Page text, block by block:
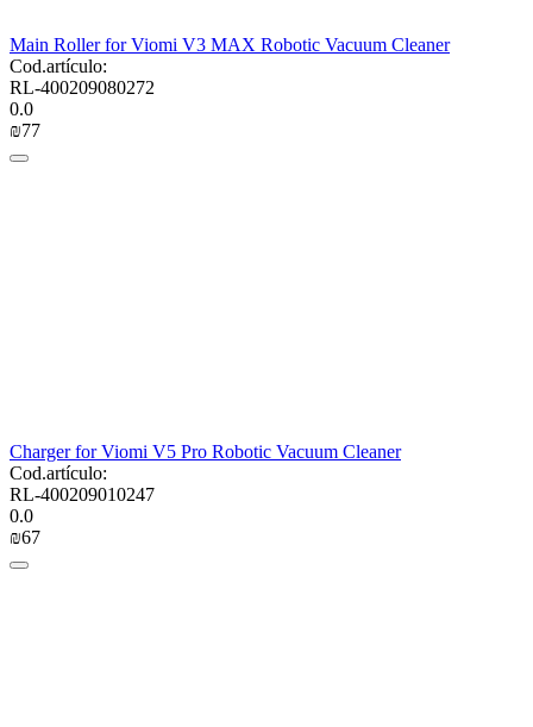
Main Roller for Viomi V3 MAX Robotic Vacuum Cleaner
Cod.artículo:
RL-400209080272
0.0
₪‍77‍
Charger for Viomi V5 Pro Robotic Vacuum Cleaner
Cod.artículo:
RL-400209010247
0.0
₪‍67‍